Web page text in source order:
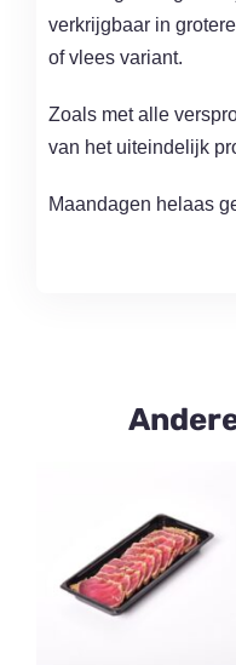
verkrijgbaar in
of vlees variant.
Zoals met alle
van het uiteindelijk
Maandagen helaas